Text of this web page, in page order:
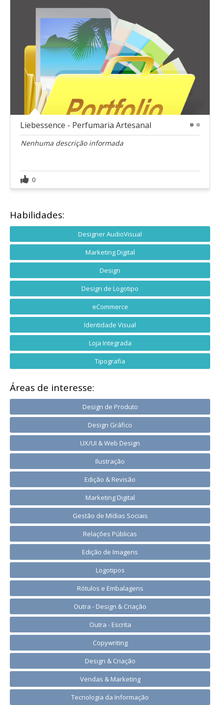
Liebessence - Perfumaria Artesanal
Nenhuma descrição informada
0
Habilidades:
Designer AudioVisual
Marketing Digital
Design
Design de Logotipo
eCommerce
Identidade Visual
Loja Integrada
Tipografia
Áreas de interesse:
Design de Produto
Design Gráfico
UX/UI & Web Design
Ilustração
Edição & Revisão
Marketing Digital
Gestão de Mídias Sociais
Relações Públicas
Edição de Imagens
Logotipos
Rótulos e Embalagens
Outra - Design & Criação
Outra - Escrita
Copywriting
Design & Criação
Vendas & Marketing
Tecnologia da Informação